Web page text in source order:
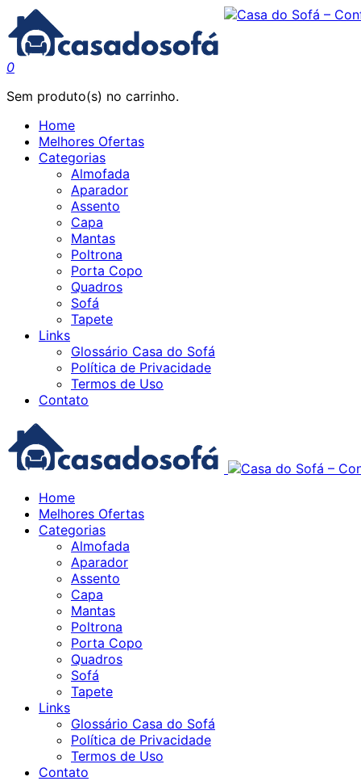
0
Sem produto(s) no carrinho.
Home
Melhores Ofertas
Categorias
Almofada
Aparador
Assento
Capa
Mantas
Poltrona
Porta Copo
Quadros
Sofá
Tapete
Links
Glossário Casa do Sofá
Política de Privacidade
Termos de Uso
Contato
Home
Melhores Ofertas
Categorias
Almofada
Aparador
Assento
Capa
Mantas
Poltrona
Porta Copo
Quadros
Sofá
Tapete
Links
Glossário Casa do Sofá
Política de Privacidade
Termos de Uso
Contato